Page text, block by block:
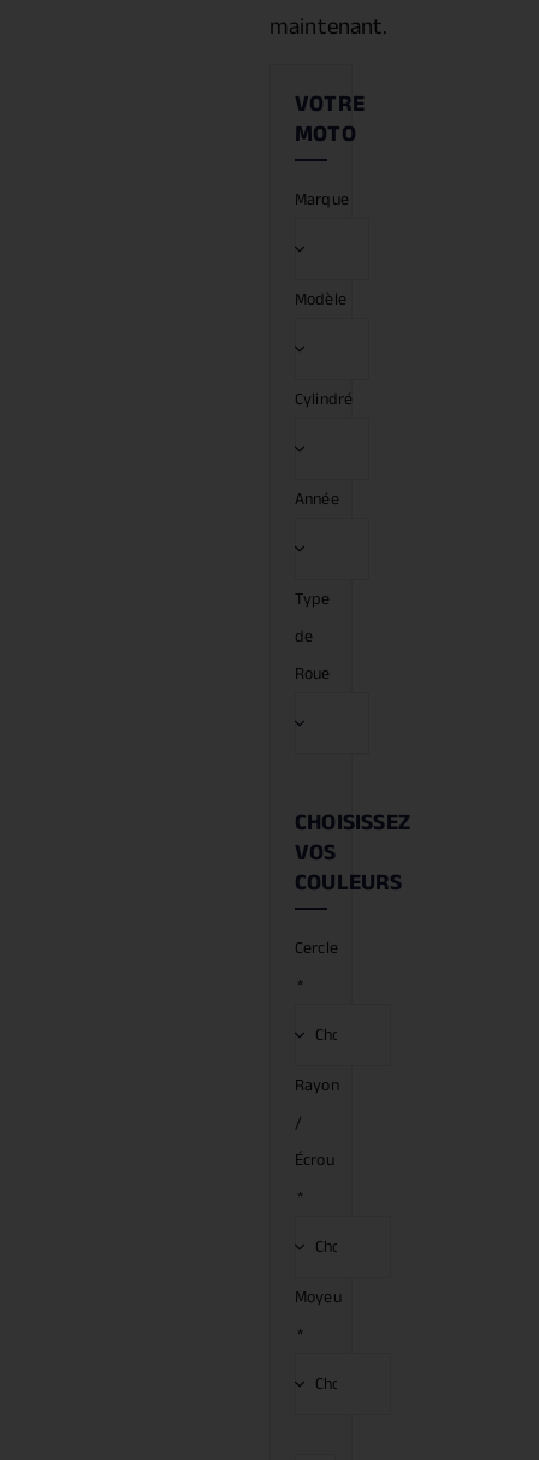
maintenant.
Marque
Modèle
Cylindré
Année
Type
de
Roue
CHOISISSEZ
VOS
COULEURS
Cercle
*
Rayon
/
Écrou
*
Moyeu
*